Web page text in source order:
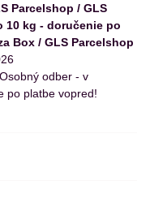
Parcelshop / GLS
10 kg - doručenie po
Box / GLS Parcelshop
Osobný odber - v
po platbe vopred!